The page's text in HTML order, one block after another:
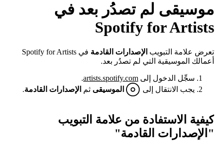
موسيقى لم تصدُر بعد في
Spotify for Artists
تعرض علامة التبويب الإصدارات القادمة
في Spotify for Artists
أعمالك الموسيقية التي لم تصدُر بعد.
سجِّل الدخول إلى artists.spotify.com
.
يجب الانتقال إلى
الموسيقى ثم الإصدارات القادمة.
كيفية الاستفادة من علامة التبويب
"الإصدارات القادمة"